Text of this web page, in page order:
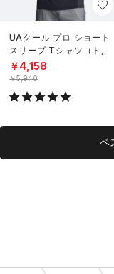
UAクール プロ ショート
スリーブ Tシャツ（トレ
ーニング/MEN）
￥4,158
￥5,940
ベ